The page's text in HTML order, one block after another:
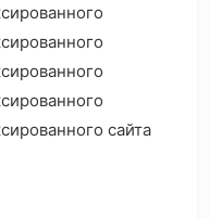
сайта